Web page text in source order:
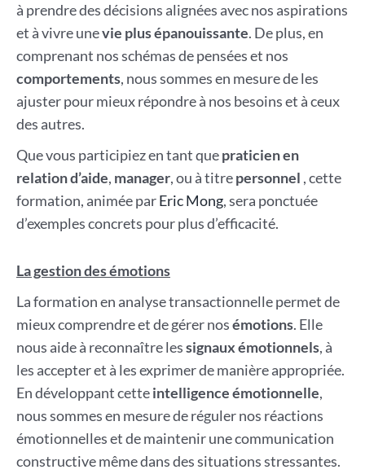
à prendre des décisions alignées avec nos aspirations
et à vivre unevie plus épanouissante. De plus, en
comprenant nos schémas de pensées et nos
comportements, nous sommes en mesure de les
ajuster pour mieux répondre à nos besoins et à ceux
des autres.
Que vous participiez en tant quepraticien en
relation d’aide, manager, ou à titrepersonnel , cette
formation, animée parEric Mong, sera ponctuée
d’exemples concrets pour plus d’efficacité.
La gestion des émotions
La formation en analyse transactionnelle permet de
mieux comprendre et de gérer nosémotions. Elle
nous aide à reconnaître lessignaux émotionnels, à
les accepter et à les exprimer de manière appropriée.
En développant cetteintelligence émotionnelle,
nous sommes en mesure de réguler nos réactions
émotionnelles et de maintenir une communication
constructive même dans des situations stressantes.